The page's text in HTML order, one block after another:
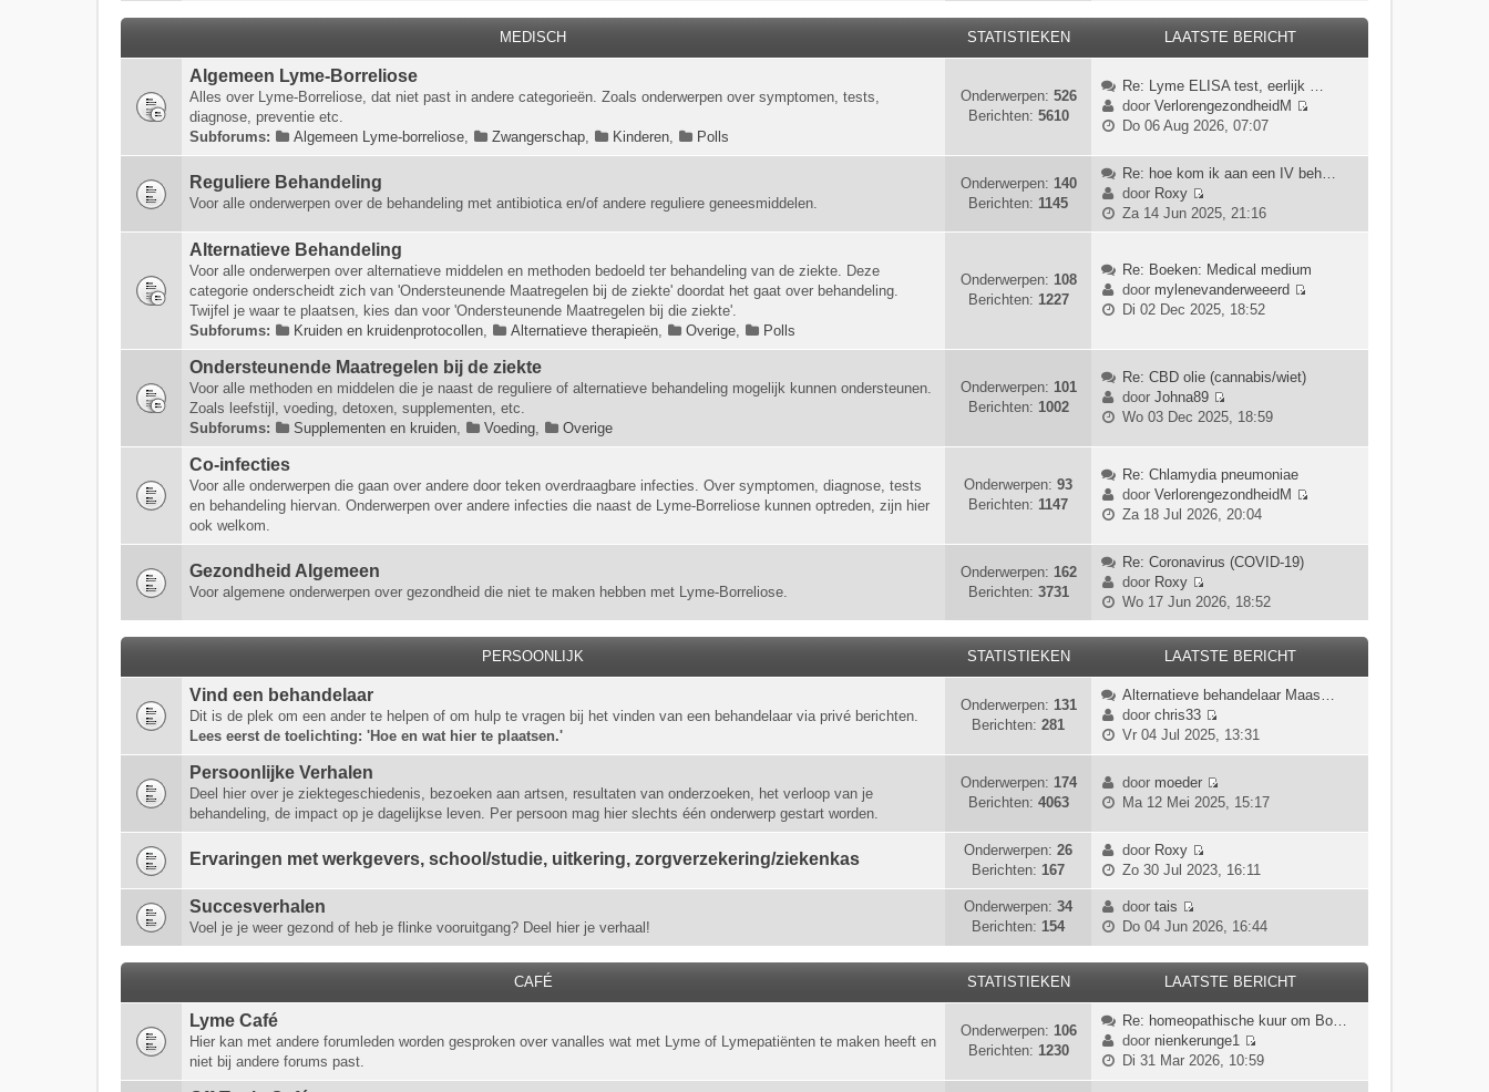
c
h
s
t
e
b
e
r
c
h
l
a
a
t
t
b
e
i
t
k
j
l
t
s
b
r
t
MEDISCH STATISTIEKEN LAATSTE BERICHT
Algemeen Lyme-Borreliose
Alles over Lyme-Borreliose, dat niet past in andere categorieën. Zoals onderwerpen over symptomen, tests,
diagnose, preventie etc.
Subforums:
Algemeen Lyme-borreliose, Zwangerschap, Kinderen, Polls
Onderwerpen: 526
Berichten: 5610
Re: Lyme ELISA test, eerlijk …
door VerlorengezondheidM
k
i
a
Do 06 Aug 2026, 07:07
Reguliere Behandeling
Voor alle onderwerpen over de behandeling met antibiotica en/of andere reguliere geneesmiddelen.
Onderwerpen: 140
Berichten: 1145
Re: hoe kom ik aan een IV beh…
door Roxy
B
e
j
k
a
t
s
t
e
b
r
c
h
Za 14 Jun 2025, 21:16
Alternatieve Behandeling
Voor alle onderwerpen over alternatieve middelen en methoden bedoeld ter behandeling van de ziekte. Deze
categorie onderscheidt zich van 'Ondersteunende Maatregelen bij de ziekte' doordat het gaat over behandeling.
Twijfel je waar te plaatsen, kies dan voor 'Ondersteunende Maatregelen bij die ziekte'.
Subforums:
Kruiden en kruidenprotocollen, Alternatieve therapieën, Overige, Polls
Onderwerpen: 108
Berichten: 1227
Re: Boeken: Medical medium
door mylenevanderweeerd
j
a
s
e
i
Di 02 Dec 2025, 18:52
Ondersteunende Maatregelen bij de ziekte
Voor alle methoden en middelen die je naast de reguliere of alternatieve behandeling mogelijk kunnen ondersteunen.
Zoals leefstijl, voeding, detoxen, supplementen, etc.
Subforums:
Supplementen en kruiden, Voeding, Overige
Onderwerpen: 101
Berichten: 1002
Re: CBD olie (cannabis/wiet)
door Johna89
B
k
i
j
k
a
s
e
e
i
Wo 03 Dec 2025, 18:59
Co-infecties
Voor alle onderwerpen die gaan over andere door teken overdraagbare infecties. Over symptomen, diagnose, tests
en behandeling hiervan. Onderwerpen over andere infecties die naast de Lyme-Borreliose kunnen optreden, zijn hier
ook welkom.
Onderwerpen: 93
Berichten: 1147
Re: Chlamydia pneumoniae
door VerlorengezondheidM
k
t
i
t
Za 18 Jul 2026, 20:04
Gezondheid Algemeen
Voor algemene onderwerpen over gezondheid die niet te maken hebben met Lyme-Borreliose.
Onderwerpen: 162
Berichten: 3731
Re: Coronavirus (COVID-19)
door Roxy
B
e
k
i
j
k
a
a
s
e
e
c
t
Wo 17 Jun 2026, 18:52
PERSOONLIJK STATISTIEKEN LAATSTE BERICHT
Vind een behandelaar
Dit is de plek om een ander te helpen of om hulp te vragen bij het vinden van een behandelaar via privé berichten.
Lees eerst de toelichting: 'Hoe en wat hier te plaatsen.'
Onderwerpen: 131
Berichten: 281
Alternatieve behandelaar Maas…
door chris33
B
i
j
k
a
a
s
t
b
r
i
c
Vr 04 Jul 2025, 13:31
Persoonlijke Verhalen
Deel hier over je ziektegeschiedenis, bezoeken aan artsen, resultaten van onderzoeken, het verloop van je
behandeling, de impact op je dagelijkse leven. Per persoon mag hier slechts één onderwerp gestart worden.
Onderwerpen: 174
Berichten: 4063
door moeder
B
k
j
l
a
t
t
e
b
Ma 12 Mei 2025, 15:17
Ervaringen met werkgevers, school/studie, uitkering, zorgverzekering/ziekenkas Onderwerpen: 26
Berichten: 167
door Roxy
B
i
j
k
l
a
a
t
s
t
Zo 30 Jul 2023, 16:11
Succesverhalen
Voel je je weer gezond of heb je flinke vooruitgang? Deel hier je verhaal!
Onderwerpen: 34
Berichten: 154
door tais
B
k
i
j
k
l
a
a
Do 04 Jun 2026, 16:44
CAFÉ STATISTIEKEN LAATSTE BERICHT
Lyme Café
Hier kan met andere forumleden worden gesproken over vanalles wat met Lyme of Lymepatiënten te maken heeft en
niet bij andere forums past.
Onderwerpen: 106
Berichten: 1230
Re: homeopathische kuur om Bo…
door nienkerunge1
B
Di 31 Mar 2026, 10:59